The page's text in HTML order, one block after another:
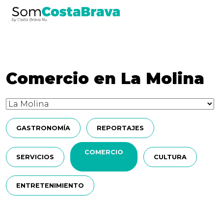
Comercio en La Molina
GASTRONOMÍA REPORTAJES
SERVICIOS
COMERCIO
CULTURA
ENTRETENIMIENTO